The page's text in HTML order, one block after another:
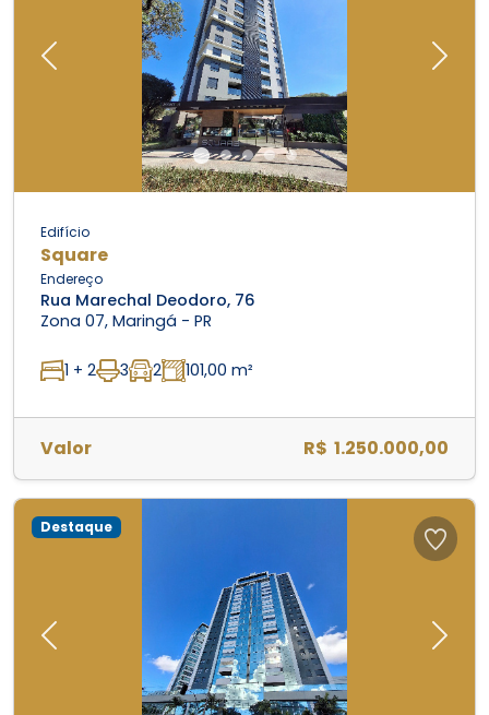
Previous Next
Edifício
Square
Endereço
Rua Marechal Deodoro, 76
Zona 07, Maringá - PR
1 + 2 3 2 101,00 m²
Valor R$ 1.250.000,00
Previous Next
Destaque